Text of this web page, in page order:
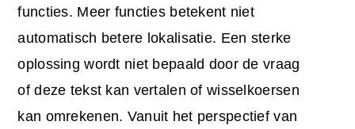
functies. Meer functies betekent niet
automatisch betere lokalisatie. Een sterke
oplossing wordt niet bepaald door de vraag
of deze tekst kan vertalen of wisselkoersen
kan omrekenen. Vanuit het perspectief van